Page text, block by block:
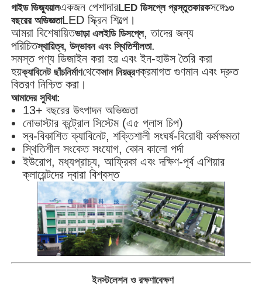
গাইড ভিজ্যুয়ালএকজন পেশাদারLED ডিসপ্লে প্রস্তুতকারকসঙ্গে১৩
বছরের অভিজ্ঞতাLED স্ক্রিন শিল্পে।
আমরা বিশেষায়িতভাড়া এলইডি ডিসপ্লে, তাদের জন্য
পরিচিতস্থায়িত্ব, উদ্ভাবন এবং স্থিতিশীলতা.
সমস্ত পণ্য ডিজাইন করা হয় এবং ইন-হাউস তৈরি করা
হয়ক্যাবিনেট ছাঁচনির্মাণথেকেমান নিয়ন্ত্রণক্রমাগত গুণমান এবং দ্রুত
বিতরণ নিশ্চিত করা।
আমাদের সুবিধা:
13+ বছরের উৎপাদন অভিজ্ঞতা
নোভাস্টার কন্ট্রোল সিস্টেম (এ৫ প্লাস চিপ)
স্ব-বিকাশিত ক্যাবিনেট, শক্তিশালী সংঘর্ষ-বিরোধী কর্মক্ষমতা
স্থিতিশীল সংকেত সংযোগ, কোন কালো পর্দা
ইউরোপ, মধ্যপ্রাচ্য, আফ্রিকা এবং দক্ষিণ-পূর্ব এশিয়ার
ক্লায়েন্টদের দ্বারা বিশ্বস্ত
ইনস্টলেশন ও রক্ষণাবেক্ষণ